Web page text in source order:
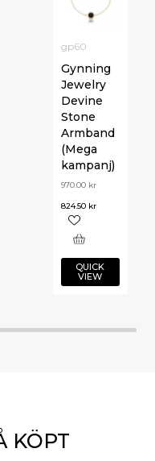
gp60
Gynning
Jewelry
Devine
Stone
Armband
(Mega
kampanj)
970.00 kr
824.50 kr
QUICK
VIEW
KÖPT